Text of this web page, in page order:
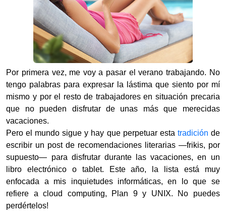
Por primera vez, me voy a pasar el verano trabajando. No
tengo palabras para expresar la lástima que siento por mí
mismo y por el resto de trabajadores en situación precaria
que no pueden disfrutar de unas más que merecidas
vacaciones.
Pero el mundo sigue y hay que perpetuar esta tradición de
escribir un post de recomendaciones literarias —frikis, por
supuesto— para disfrutar durante las vacaciones, en un
libro electrónico o tablet. Este año, la lista está muy
enfocada a mis inquietudes informáticas, en lo que se
refiere a cloud computing, Plan 9 y UNIX. No puedes
perdértelos!